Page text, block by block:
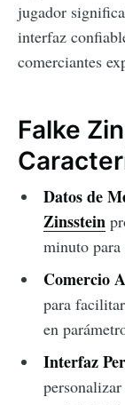
jugador
interfaz
comerciantes
Falke
Datos de
Zinsstein
minuto para
Comercio
para
en
Interfaz